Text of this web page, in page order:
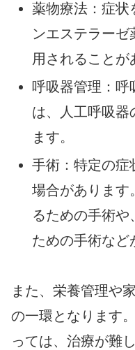
薬物療法：症状
ンエステラーゼ
用されることが
呼吸器管理：呼
は、人工呼吸器
ます。
手術：特定の症
場合があります
るための手術や
ための手術など
また、栄養管理や
の一環となります
っては、治療が難